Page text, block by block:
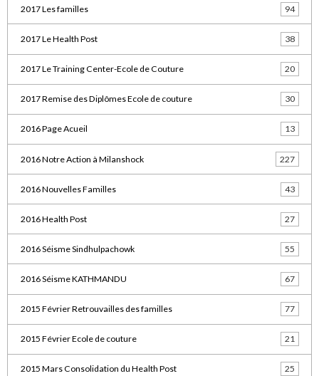
2017 Les familles 94
2017 Le Health Post 38
2017 Le Training Center-Ecole de Couture 20
2017 Remise des Diplômes Ecole de couture 30
2016 Page Acueil 13
2016 Notre Action à Milanshock 227
2016 Nouvelles Familles 43
2016 Health Post 27
2016 Séisme Sindhulpachowk 55
2016 Séisme KATHMANDU 67
2015 Février Retrouvailles des familles 77
2015 Février Ecole de couture 21
2015 Mars Consolidation du Health Post 25